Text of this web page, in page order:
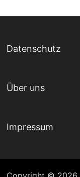
Datenschutz
Über uns
Impressum